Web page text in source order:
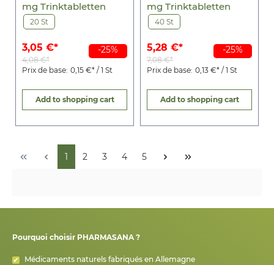
-25%
mg Trinktabletten
20 St
3,05 €*
4,08 €*
Prix de base: 0,15 €* / 1 St
Add to shopping cart
-25%
mg Trinktabletten
40 St
5,28 €*
7,08 €*
Prix de base: 0,13 €* / 1 St
Add to shopping cart
1 2 3 4 5
Pourquoi choisir PHARMASANA ?
Médicaments naturels fabriqués en Allemagne